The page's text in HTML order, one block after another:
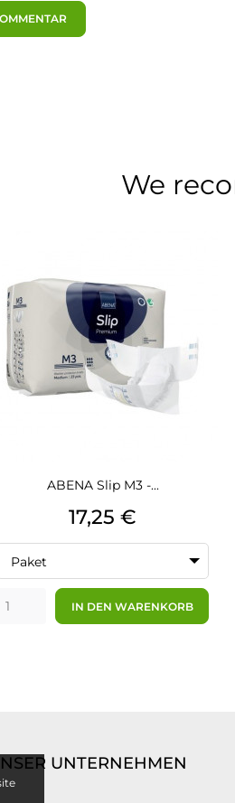
We
ABENA Slip M3 -...
Preis
17,25 €
Paket
IN DEN WARENKORB
UNTERNEHMEN